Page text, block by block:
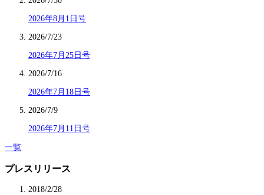
2026年8月1日号
2026/7/23
2026年7月25日号
2026/7/16
2026年7月18日号
2026/7/9
2026年7月11日号
一覧
プレスリリース
2018/2/28